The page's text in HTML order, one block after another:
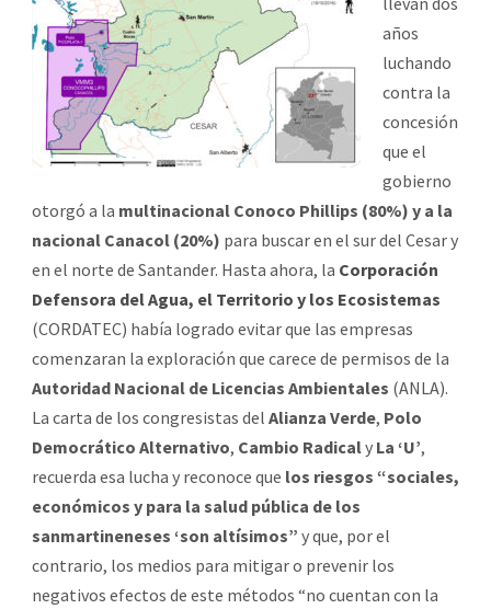
años
luchando
contra la
concesión
que el
gobierno
otorgó a la multinacional Conoco Phillips (80%) y a la
nacional Canacol (20%) para buscar en el sur del Cesar y
en el norte de Santander. Hasta ahora, la Corporación
Defensora del Agua, el Territorio y los Ecosistemas
(CORDATEC) había logrado evitar que las empresas
comenzaran la exploración que carece de permisos de la
Autoridad Nacional de Licencias Ambientales (ANLA).
La carta de los congresistas del Alianza Verde, Polo
Democrático Alternativo, Cambio Radicaly La ‘U’,
recuerda esa lucha y reconoce que los riesgos “sociales,
económicos y para la salud pública de los
sanmartineneses ‘son altísimos” y que, por el
contrario, los medios para mitigar o prevenir los
negativos efectos de este métodos “no cuentan con la